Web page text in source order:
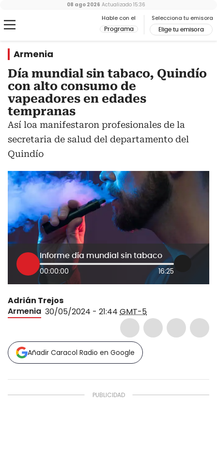
Hable con el
Programa
Selecciona tu emisora
Elige tu emisora
08 ago 2026 Actualizado 15:36
Armenia
Día mundial sin tabaco, Quindío
con alto consumo de
vapeadores en edades
tempranas
Así loa manifestaron profesionales de la
secretaria de salud del departamento del
Quindío
Informe día mundial sin tabaco
00:00:00 16:25
Adrián Trejos
Armenia 30/05/2024 - 21:44 GMT-5
Añadir Caracol Radio en Google